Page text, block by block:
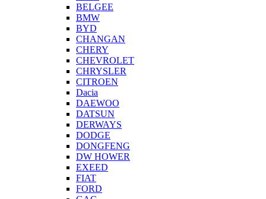
BELGEE
BMW
BYD
CHANGAN
CHERY
CHEVROLET
CHRYSLER
CITROEN
Dacia
DAEWOO
DATSUN
DERWAYS
DODGE
DONGFENG
DW HOWER
EXEED
FIAT
FORD